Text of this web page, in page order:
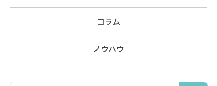
コラム
ノウハウ